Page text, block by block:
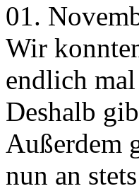
01.
Wir
endlich
Deshalb
Außerdem
nun an